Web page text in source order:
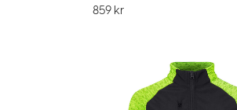
859 kr